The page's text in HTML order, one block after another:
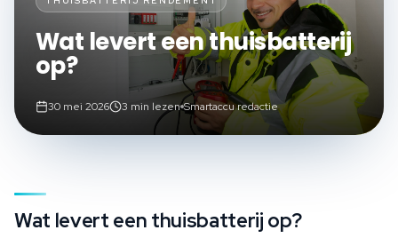
Wat levert een thuisbatterij
op?
30 mei 2026 3 min lezen Smartaccu redactie
Wat levert een thuisbatterij op?